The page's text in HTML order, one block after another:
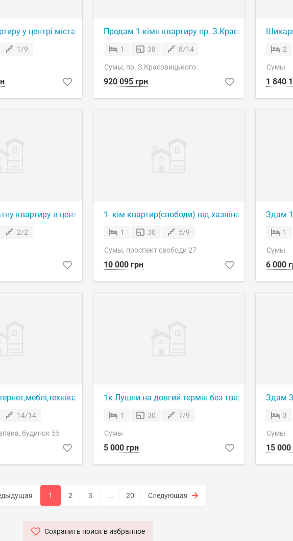
у центрі міста біля озера
1/9
Продам 1-кімн квартиру пр. З.Красовицького (
1 38 8/14
Сумы, пр. З.Красовицького
920 095 грн
2
Сумы
1 840
)
квартиру в центрі міста
2/2
1- кім квартир(свободи) від хазяїна
1 30 5/9
Сумы, проспект свободи 27
10 000 грн
Здам
1
Сумы
6 000
Перемоги Ковпака
14/14
будинок 55
1к Лушпи на довгий термін без тварин
1 30 7/9
Сумы
5 000 грн
Здам
3
Сумы
15 000
1 2 3 ... 20 Следующая
Сохранить поиск в избранное